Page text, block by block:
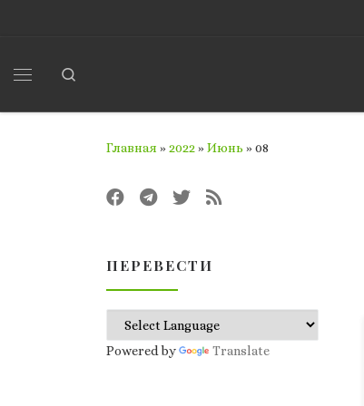
Главная »2022»Июнь »08
ПЕРЕВЕСТИ
Powered by Translate